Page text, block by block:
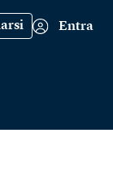
Entra